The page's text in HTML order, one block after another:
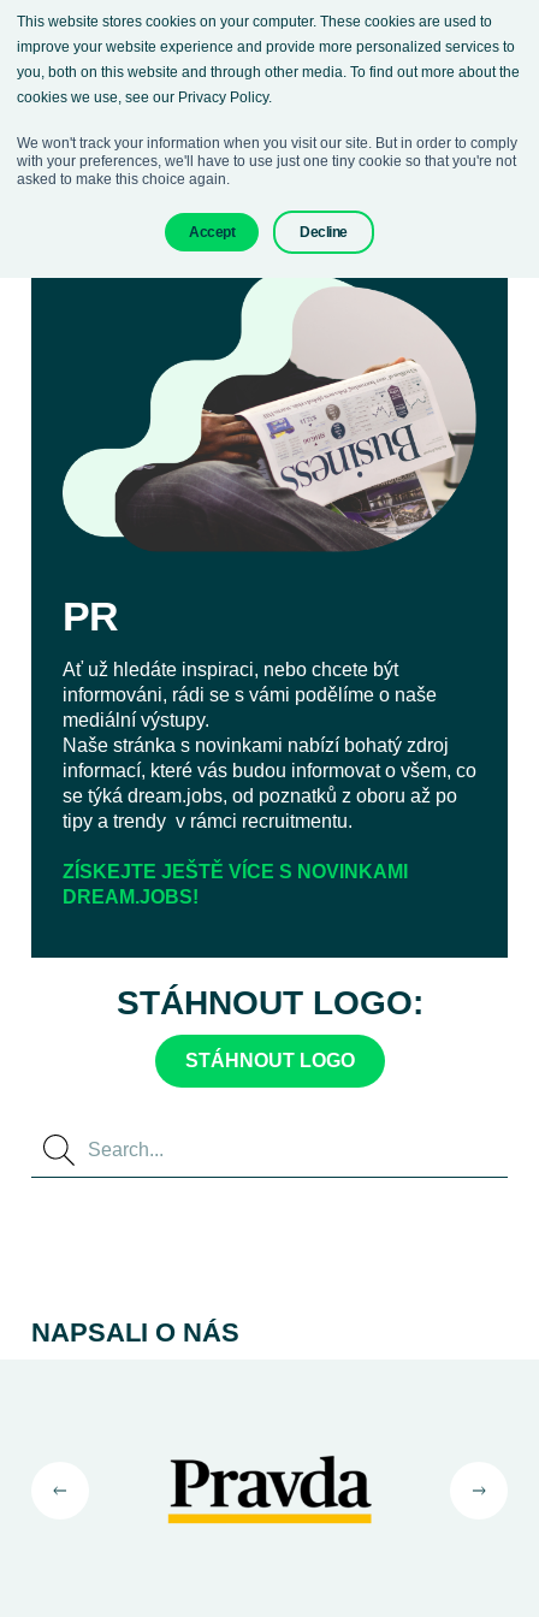
This website stores cookies on your computer. These cookies are used to
improve your website experience and provide more personalized services to
you, both on this website and through other media. To find out more about the
cookies we use, see our Privacy Policy.
We won't track your information when you visit our site. But in order to comply
with your preferences, we'll have to use just one tiny cookie so that you're not
asked to make this choice again.
Accept Decline
PR
Ať už hledáte inspiraci, nebo chcete být
informováni, rádi se s vámi podělíme o naše
mediální výstupy.
Naše stránka s novinkami nabízí bohatý zdroj
informací, které vás budou informovat o všem, co
se týká dream.jobs, od poznatků z oboru až po
tipy a trendy v rámci recruitmentu.
ZÍSKEJTE JEŠTĚ VÍCE S NOVINKAMI
DREAM.JOBS!
STÁHNOUT LOGO:
STÁHNOUT LOGO
NAPSALI O NÁS